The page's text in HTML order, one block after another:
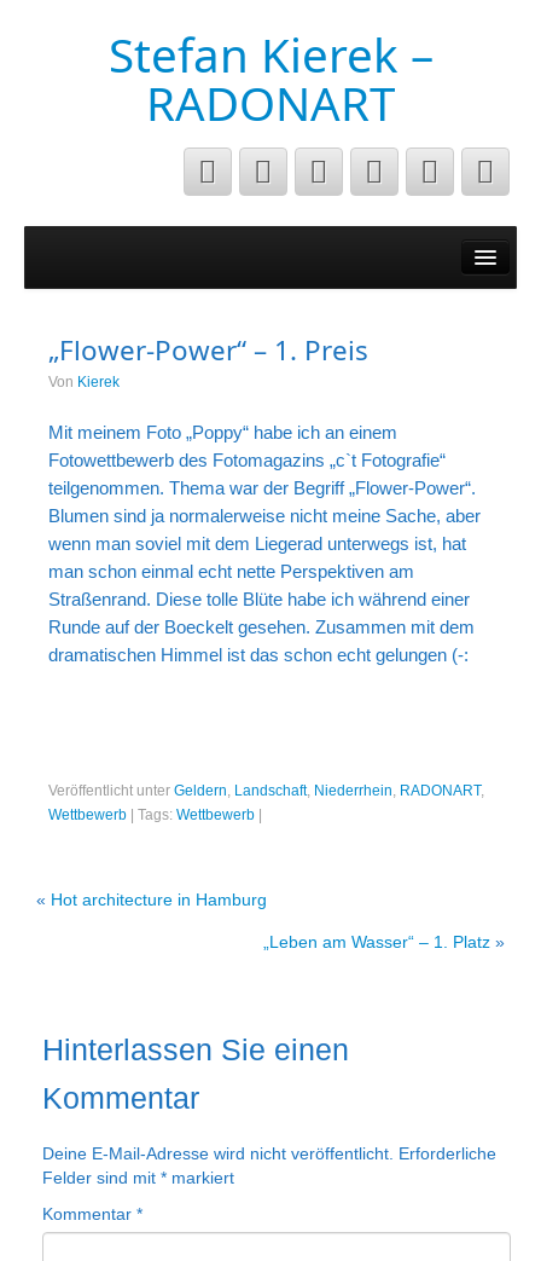
Stefan Kierek –
RADONART
Musik&Art
Architecture
Luftaufnahmen
Portrait
Wettbewerb
„Flower-Power“ – 1. Preis
Von Kierek
Mit meinem Foto „Poppy“ habe ich an einem
Fotowettbewerb des Fotomagazins „c`t Fotografie“
teilgenommen. Thema war der Begriff „Flower-Power“.
Blumen sind ja normalerweise nicht meine Sache, aber
wenn man soviel mit dem Liegerad unterwegs ist, hat
man schon einmal echt nette Perspektiven am
Straßenrand. Diese tolle Blüte habe ich während einer
Runde auf der Boeckelt gesehen. Zusammen mit dem
dramatischen Himmel ist das schon echt gelungen (-:
Veröffentlicht unter Geldern, Landschaft, Niederrhein, RADONART,
Wettbewerb
Tags: Wettbewerb
« Hot architecture in Hamburg
„Leben am Wasser“ – 1. Platz »
Hinterlassen Sie einen
Kommentar
Deine E-Mail-Adresse wird nicht veröffentlicht. Erforderliche
Felder sind mit * markiert
Kommentar *